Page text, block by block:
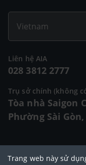
Vietnam
Liên hệ AIA
028 3812 2777
Trụ sở chính (không
Tòa nhà Saigon
Phường Sài
Trang web này sử